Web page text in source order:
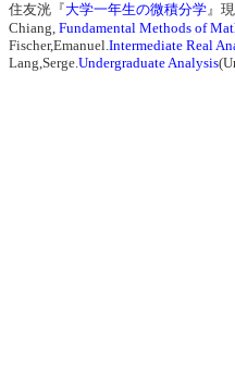
住友洸『大学一年生の微積分学』
Chiang, Fundamental Methods of
Fischer,Emanuel.Intermediate Real
Lang,Serge.Undergraduate Analysis